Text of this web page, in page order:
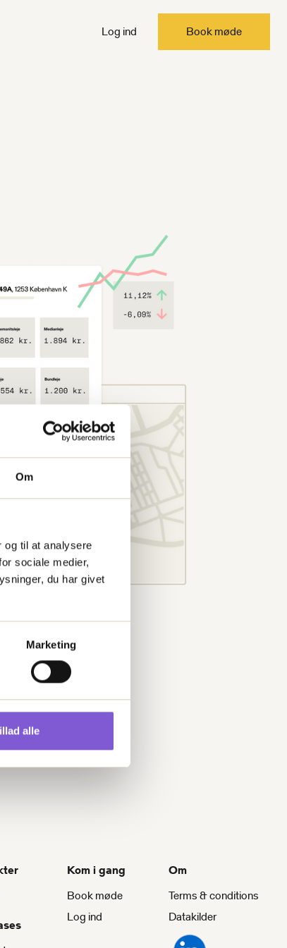
Om
og til at analysere
sociale medier,
du har givet
Marketing
alle
Log ind Book møde
Kom i gang
Book møde
Log ind
Om
Terms & conditions
Datakilder